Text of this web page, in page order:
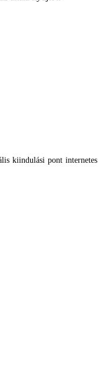
kiindulási pont internetes